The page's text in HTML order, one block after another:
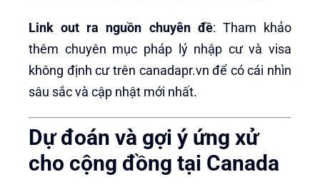
Link out ra nguồn chuyên đề: Tham khảo
thêm chuyên mục pháp lý nhập cư và visa
không định cư trên canadapr.vn để có cái nhìn
sâu sắc và cập nhật mới nhất.
Dự đoán và gợi ý ứng xử
cho cộng đồng tại Canada